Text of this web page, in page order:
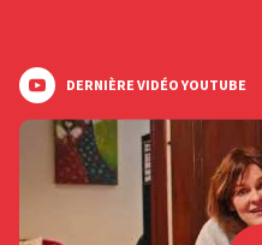
DERNIÈRE VIDÉO YOUTUBE